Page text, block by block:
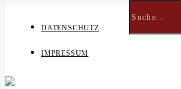
DATENSCHUTZ
IMPRESSUM